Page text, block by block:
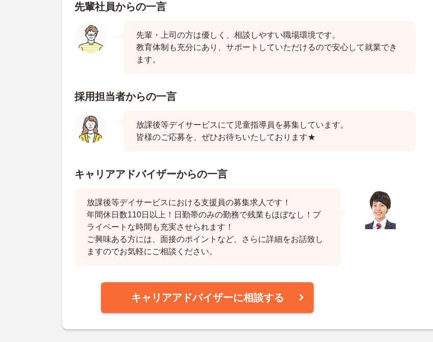
先輩社員からの一言
先輩・上司の方は優しく、相談しやすい職場環境です。
教育体制も充分にあり、サポートしていただけるので安心して就業でき
ます。
採用担当者からの一言
放課後等デイサービスにて児童指導員を募集しています。
皆様のご応募を、ぜひお待ちいたしております★
キャリアアドバイザーからの一言
放課後等デイサービスにおける支援員の募集求人です！
年間休日数110日以上！日勤帯のみの勤務で残業もほぼなし！プ
ライベートな時間も充実させられます！
ご興味ある方には、面接のポイントなど、さらに詳細をお話致し
ますのでお気軽にご相談ください。
キャリアアドバイザーに相談する